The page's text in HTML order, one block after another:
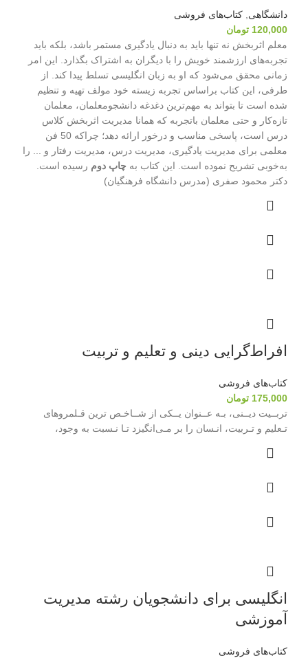
دانشگاهی, کتاب‌های فروشی
120,000 تومان
معلم اثربخش نه تنها باید به دنبال یادگیری مستمر باشد، بلکه باید
تجربه‌های ارزشمند خویش را با دیگران به اشتراک بگذارد. این امر
زمانی محقق می‌شود که او به زبان انگلیسی تسلط پیدا کند. از
طرفی، این کتاب براساس تجربه زیسته خود مولف تهیه و تنظیم
شده است تا بتواند به مهم‌ترین دغدغه دانشجومعلمان، معلمان
تازه‌کار و حتی معلمان باتجربه که همانا مدیریت اثربخش کلاس
درس است، پاسخی مناسب و درخور ارائه دهد؛ چراکه 50 فن
معلمی برای مدیریت یادگیری، مدیریت درس، مدیریت رفتار و ... را
به‌خوبی تشریح نموده است. این کتاب به چاپ دوم رسیده است.
دکتر محمود صفری (مدرس دانشگاه فرهنگیان)
افراط‌گرایی دینی و تعلیم و تربیت
کتاب‌های فروشی
175,000 تومان
تربــیت دیــنی، بـه عــنوان یــکی از شــاخـص ترین قـلمروهای
تـعلیم و تـربیت، انـسان را بر مـی‌انگیزد تـا نـسبت به وجود،
انگلیسی برای دانشجویان رشته مدیریت
آموزشی
کتاب‌های فروشی